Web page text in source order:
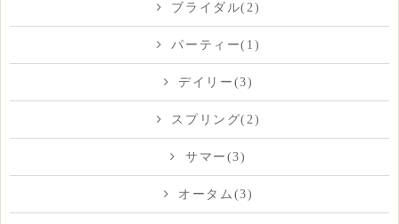
ブライダル(2)
パーティー(1)
デイリー(3)
スプリング(2)
サマー(3)
オータム(3)